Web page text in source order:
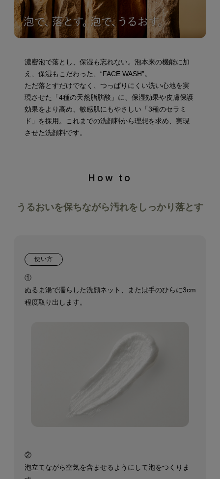
濃密泡で落とし、保湿も忘れない。泡本来の機能に加
え、保湿もこだわった、“FACE WASH”。
ただ落とすだけでなく、つっぱりにくい洗い心地を実
現させた「4種の天然脂肪酸」に、保湿効果や皮膚保護
効果をより高め、敏感肌にもやさしい「3種のセラミ
ド」を採用。これまでの洗顔料から理想を求め、実現
させた洗顔料です。
How to
うるおいを保ちながら汚れをしっかり落とす
使い方
①
ぬるま湯で濡らした洗顔ネット、
または手のひらに3cm
程度取り出します。
②
泡立てながら空気を含ませるようにして泡をつくりま